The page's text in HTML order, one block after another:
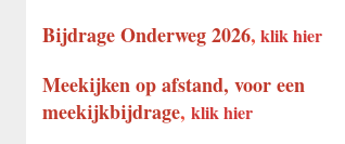
Bijdrage Onderweg 2026, klik hier
Meekijken op afstand, voor een
meekijkbijdrage, klik hier